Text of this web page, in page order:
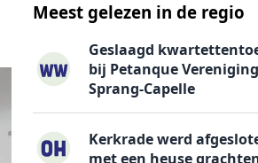
Meest gelezen in de regio
Geslaagd
bij Petanque Vereniging
Sprang-Capelle
Kerkrade werd
met een heuse